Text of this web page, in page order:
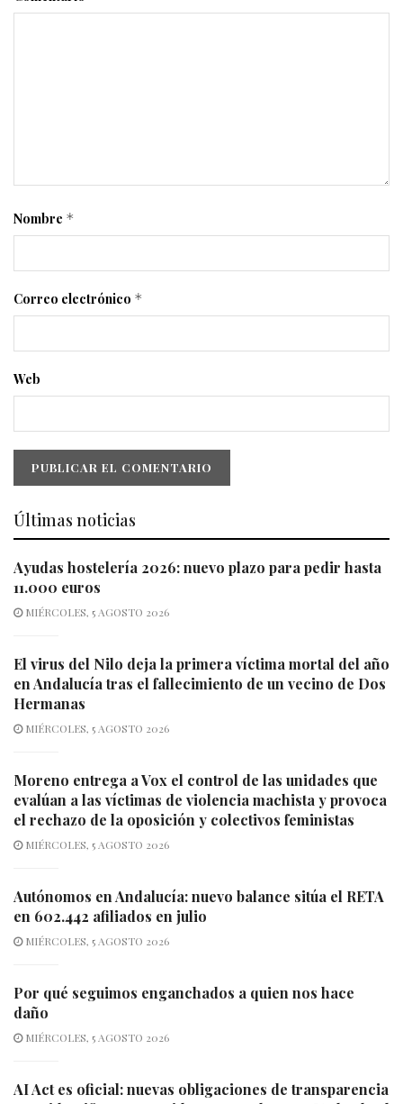
Nombre *
Correo electrónico *
Web
Últimas noticias
Ayudas hostelería 2026: nuevo plazo para pedir hasta
11.000 euros
MIÉRCOLES, 5 AGOSTO 2026
El virus del Nilo deja la primera víctima mortal del año
en Andalucía tras el fallecimiento de un vecino de Dos
Hermanas
MIÉRCOLES, 5 AGOSTO 2026
Moreno entrega a Vox el control de las unidades que
evalúan a las víctimas de violencia machista y provoca
el rechazo de la oposición y colectivos feministas
MIÉRCOLES, 5 AGOSTO 2026
Autónomos en Andalucía: nuevo balance sitúa el RETA
en 602.442 afiliados en julio
MIÉRCOLES, 5 AGOSTO 2026
Por qué seguimos enganchados a quien nos hace
daño
MIÉRCOLES, 5 AGOSTO 2026
AI Act es oficial: nuevas obligaciones de transparencia